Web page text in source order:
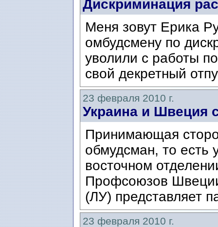
Дискриминация
Меня зовут Ерика
омбудсмену по
уволили с работы
свой декретный
23 февраля 2010 г.
Украина и Швеция
Принимающая
обмудсман, то есть
восточном
Профсоюзов
(ЛУ) представляет
23 февраля 2010 г.